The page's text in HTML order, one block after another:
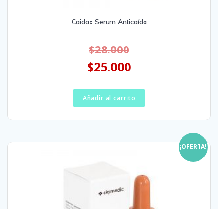
Caidax Serum Anticaída
$28.000
$25.000
Añadir al carrito
¡OFERTA!